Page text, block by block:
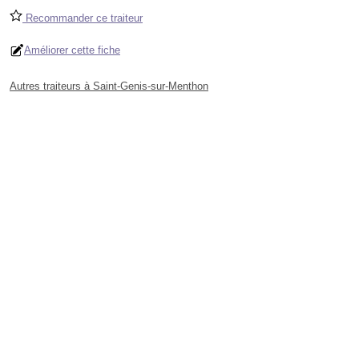
Recommander ce traiteur
Améliorer cette fiche
Autres traiteurs à Saint-Genis-sur-Menthon